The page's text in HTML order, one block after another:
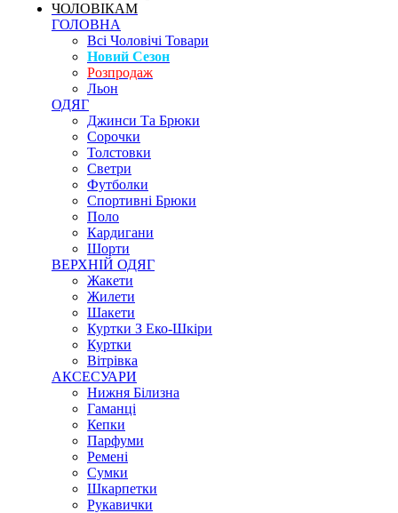
ЧОЛОВІКАМ
ГОЛОВНА
Всі Чоловічі Товари
Новий Сезон
Розпродаж
Льон
ОДЯГ
Джинси Та Брюки
Сорочки
Толстовки
Светри
Футболки
Спортивні Брюки
Поло
Кардигани
Шорти
ВЕРХНІЙ ОДЯГ
Жакети
Жилети
Шакети
Куртки З Еко-Шкіри
Куртки
Вітрівка
АКСЕСУАРИ
Нижня Білизна
Гаманці
Кепки
Парфуми
Ремені
Сумки
Шкарпетки
Рукавички